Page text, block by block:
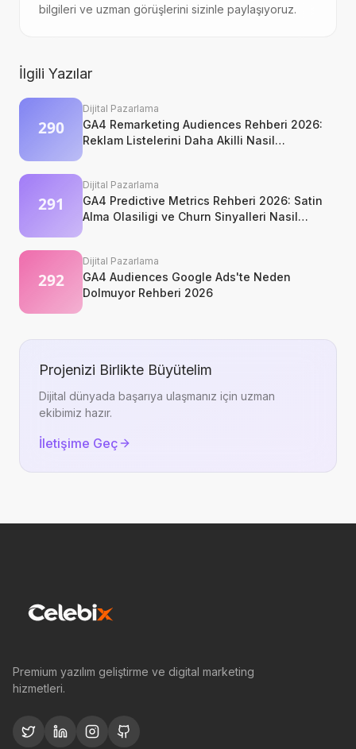
bilgileri ve uzman görüşlerini sizinle paylaşıyoruz.
İlgili Yazılar
Dijital Pazarlama
GA4 Remarketing Audiences Rehberi 2026:
Reklam Listelerini Daha Akilli Nasil
Dijital Pazarlama
GA4 Predictive Metrics Rehberi 2026: Satin
Alma Olasiligi ve Churn Sinyalleri Nasil
Dijital Pazarlama
GA4 Audiences Google Ads'te Neden
Dolmuyor Rehberi 2026
Projenizi Birlikte Büyütelim
Dijital dünyada başarıya ulaşmanız için uzman
ekibimiz hazır.
İletişime Geç
Premium yazılım geliştirme ve digital marketing
hizmetleri.